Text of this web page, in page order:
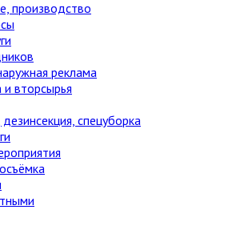
производство
реклама
вторсырья
спецуборка